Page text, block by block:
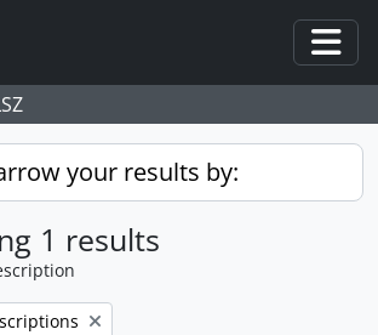
your results by:
1 results